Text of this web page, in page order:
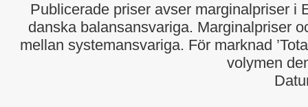
Publicerade priser avser marginalpriser i
danska balansansvariga. Marginalpriser
mellan systemansvariga. För marknad
volymen